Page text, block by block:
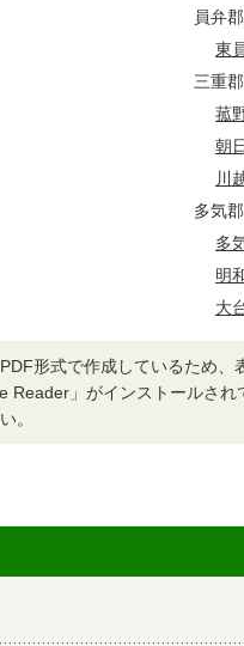
員弁郡
東
三重郡
菰
朝
川
多気郡
多
明
大
形式で作成しているため、
」がインストールされ
。